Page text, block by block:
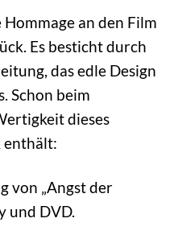
an den Film
Es besticht durch
das edle Design
Schon beim
dieses
enthält:
von „Angst der
und DVD.